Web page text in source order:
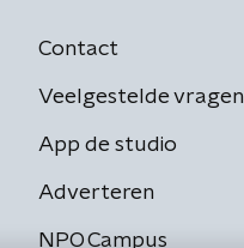
Contact
Veelgestelde vragen
App de studio
Adverteren
NPO Campus